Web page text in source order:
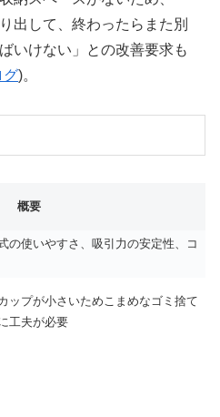
出して、終わったらまた別
いけない」との改善要求も
グ)。
概要
の使いやすさ、吸引力の安定性、コ
ップが小さいためこまめなゴミ捨て
工夫が必要